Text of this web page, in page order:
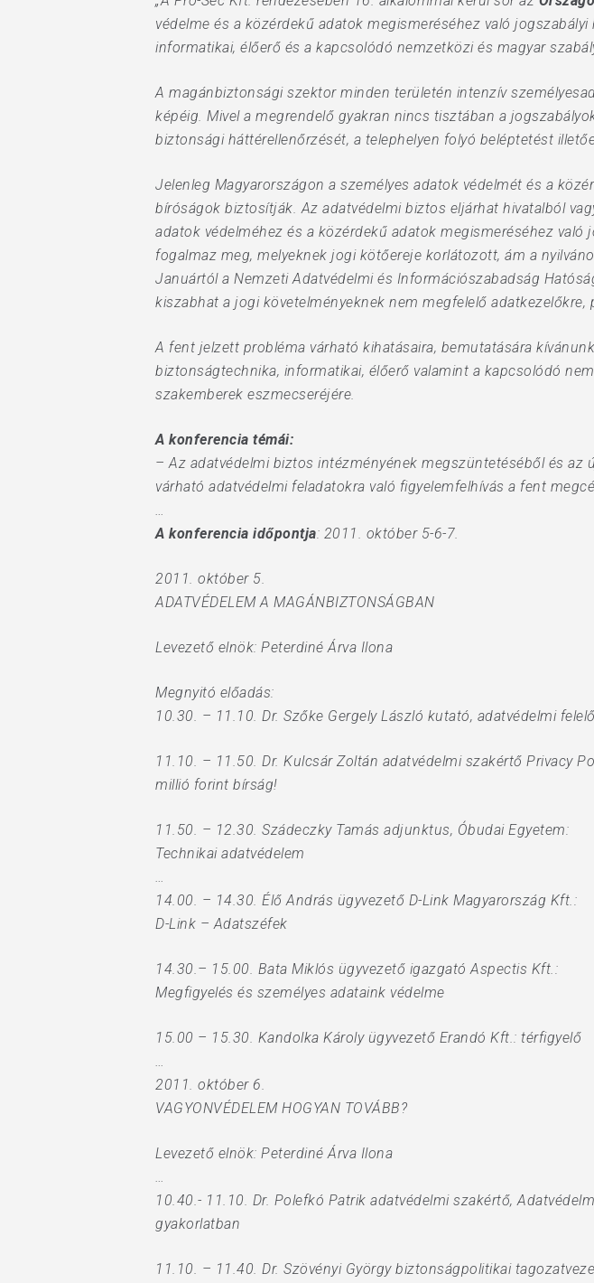
védelme és a közérdekű adatok megismeréséhez való
informatikai, élőerő és a kapcsolódó nemzetközi és magyar
A magánbiztonsági szektor minden területén intenzív
képéig. Mivel a megrendelő gyakran nincs tisztában a
biztonsági háttérellenőrzését, a telephelyen folyó beléptetést
Jelenleg Magyarországon a személyes adatok védelmét és a
bíróságok biztosítják. Az adatvédelmi biztos eljárhat hivatalból
adatok védelméhez és a közérdekű adatok megismeréséhez
fogalmaz meg, melyeknek jogi kötőereje korlátozott, ám a
Januártól a Nemzeti Adatvédelmi és Információszabadság
kiszabhat a jogi követelményeknek nem megfelelő adatkezelőkre,
A fent jelzett probléma várható kihatásaira, bemutatására
biztonságtechnika, informatikai, élőerő valamint a kapcsolódó
szakemberek eszmecseréjére.
A konferencia témái:
– Az adatvédelmi biztos intézményének megszüntetéséből és
várható adatvédelmi feladatokra való figyelemfelhívás a fent
…
A konferencia időpontja: 2011. október 5-6-7.
2011. október 5.
ADATVÉDELEM A MAGÁNBIZTONSÁGBAN
Levezető elnök: Peterdiné Árva Ilona
Megnyitó előadás:
10.30. – 11.10. Dr. Szőke Gergely László kutató, adatvédelmi
11.10. – 11.50. Dr. Kulcsár Zoltán adatvédelmi szakértő Privacy
millió forint bírság!
11.50. – 12.30. Szádeczky Tamás adjunktus, Óbudai Egyetem:
Technikai adatvédelem
…
14.00. – 14.30. Élő András ügyvezető D-Link Magyarország Kft.:
D-Link – Adatszéfek
14.30.– 15.00. Bata Miklós ügyvezető igazgató Aspectis Kft.:
Megfigyelés és személyes adataink védelme
15.00 – 15.30. Kandolka Károly ügyvezető Erandó Kft.: térfigyelő
…
2011. október 6.
VAGYONVÉDELEM HOGYAN TOVÁBB?
Levezető elnök: Peterdiné Árva Ilona
…
10.40.- 11.10. Dr. Polefkó Patrik adatvédelmi szakértő,
gyakorlatban
11.10. – 11.40. Dr. Szövényi György biztonságpolitikai